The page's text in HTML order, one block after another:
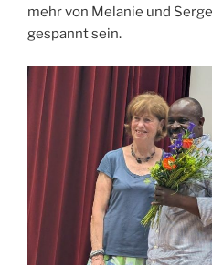
mehr von Melanie und
gespannt sein.